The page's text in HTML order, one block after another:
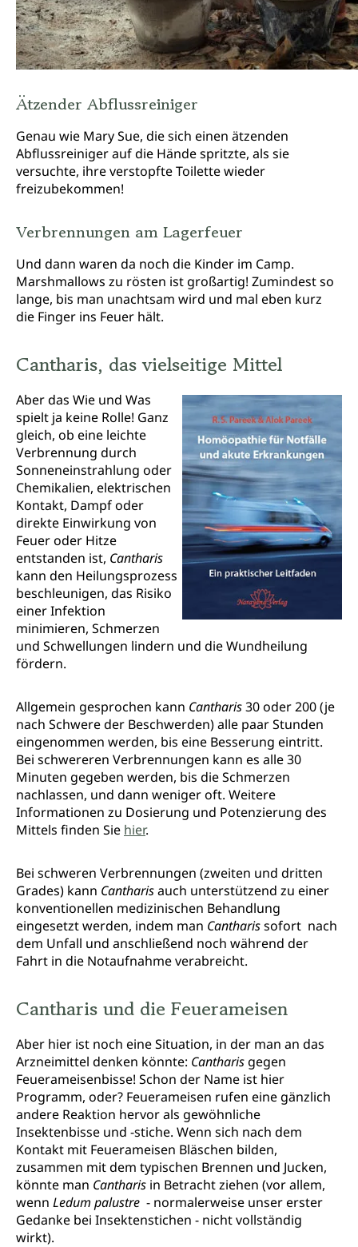
Ätzender Abflussreiniger
Genau wie Mary Sue, die sich einen ätzenden
Abflussreiniger auf die Hände spritzte, als sie
versuchte, ihre verstopfte Toilette wieder
freizubekommen!
Verbrennungen am Lagerfeuer
Und dann waren da noch die Kinder im Camp.
Marshmallows zu rösten ist großartig! Zumindest so
lange, bis man unachtsam wird und mal eben kurz
die Finger ins Feuer hält.
Cantharis, das vielseitige Mittel
Aber das Wie und Was
spielt ja keine Rolle! Ganz
gleich, ob eine leichte
Verbrennung durch
Sonneneinstrahlung oder
Chemikalien, elektrischen
Kontakt, Dampf oder
direkte Einwirkung von
Feuer oder Hitze
entstanden ist, Cantharis
kann den Heilungsprozess
beschleunigen, das Risiko
einer Infektion
minimieren, Schmerzen
und Schwellungen lindern und die Wundheilung
fördern.
Allgemein gesprochen kann Cantharis30 oder 200 (je
nach Schwere der Beschwerden) alle paar Stunden
eingenommen werden, bis eine Besserung eintritt.
Bei schwereren Verbrennungen kann es alle 30
Minuten gegeben werden, bis die Schmerzen
nachlassen, und dann weniger oft. Weitere
Informationen zu Dosierung und Potenzierung des
Mittels finden Sie hier.
Bei schweren Verbrennungen (zweiten und dritten
Grades) kann Cantharisauch unterstützend zu einer
konventionellen medizinischen Behandlung
eingesetzt werden, indem man Cantharissofort nach
dem Unfall und anschließend noch während der
Fahrt in die Notaufnahme verabreicht.
Cantharis und die Feuerameisen
Aber hier ist noch eine Situation, in der man an das
Arzneimittel denken könnte: Cantharis gegen
Feuerameisenbisse! Schon der Name ist hier
Programm, oder? Feuerameisen rufen eine gänzlich
andere Reaktion hervor als gewöhnliche
Insektenbisse und -stiche. Wenn sich nach dem
Kontakt mit Feuerameisen Bläschen bilden,
zusammen mit dem typischen Brennen und Jucken,
könnte man Cantharis in Betracht ziehen (vor allem,
wenn Ledum palustre - normalerweise unser erster
Gedanke bei Insektenstichen - nicht vollständig
wirkt).